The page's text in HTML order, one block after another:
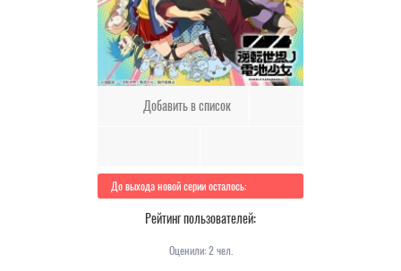
Добавить в список
До выхода новой серии осталось:
Рейтинг пользователей:
Оценили:2чел.